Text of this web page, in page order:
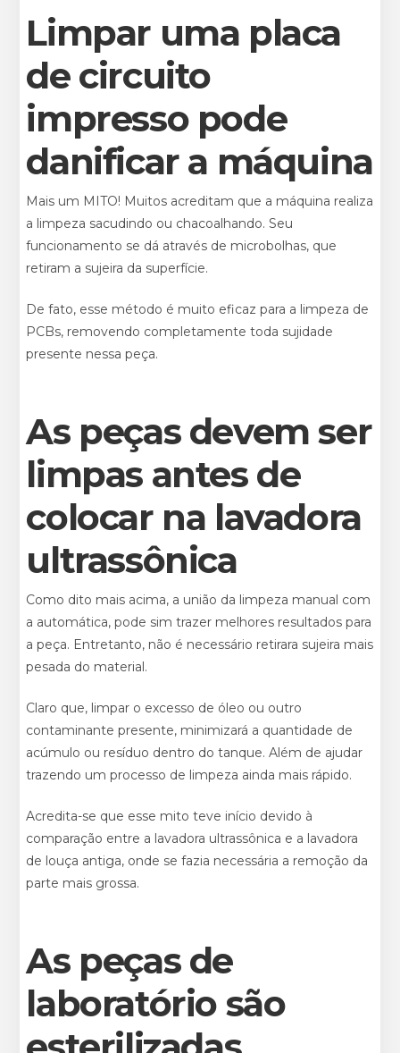
Limpar uma placa
de circuito
impresso pode
danificar a máquina
Mais um MITO! Muitos acreditam que a máquina realiza
a limpeza sacudindo ou chacoalhando. Seu
funcionamento se dá através de microbolhas, que
retiram a sujeira da superfície.
De fato, esse método é muito eficaz para a limpeza de
PCBs, removendo completamente toda sujidade
presente nessa peça.
As peças devem ser
limpas antes de
colocar na lavadora
ultrassônica
Como dito mais acima, a união da limpeza manual com
a automática, pode sim trazer melhores resultados para
a peça. Entretanto, não é necessário retirara sujeira mais
pesada do material.
Claro que, limpar o excesso de óleo ou outro
contaminante presente, minimizará a quantidade de
acúmulo ou resíduo dentro do tanque. Além de ajudar
trazendo um processo de limpeza ainda mais rápido.
Acredita-se que esse mito teve início devido à
comparação entre a lavadora ultrassônica e a lavadora
de louça antiga, onde se fazia necessária a remoção da
parte mais grossa.
As peças de
laboratório são